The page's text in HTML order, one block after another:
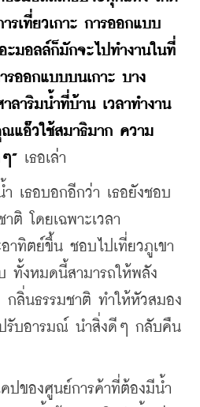
รเที่ยวเกาะ การออกแบบ
ะมอลล์ก็มักจะไปทำงานในที่
รออกแบบบนเกาะ บาง
ลาริมน้ำที่บ้าน เวลาทำงาน
แอ๊วใช้สมาธิมาก ความ
” เธอเล่า
เธอบอกอีกว่า เธอยังชอบ
ติ โดยเฉพาะเวลา
าทิตย์ขึ้น ชอบไปเที่ยวภูเขา
ทั้งหมดนี้สามารถให้พลัง
ลิ่นธรรมชาติ ทำให้หัวสมอง
รับอารมณ์ นำสิ่งดีๆ กลับคืน
องศูนย์การค้าที่ต้องมีน้ำ